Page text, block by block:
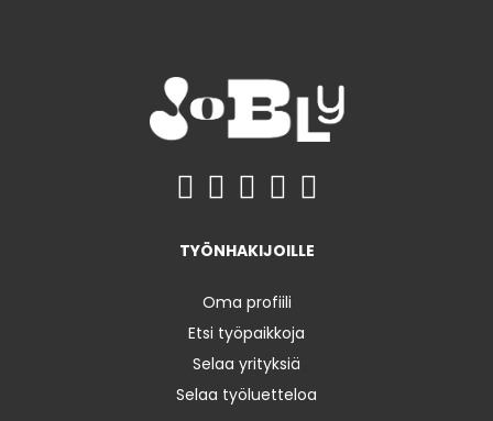
TYÖNHAKIJOILLE
Oma profiili
Etsi työpaikkoja
Selaa yrityksiä
Selaa työluetteloa